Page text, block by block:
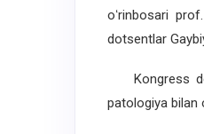
oʻrinbosari
dotsentlar
Kongress
patologiya bilan